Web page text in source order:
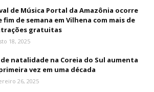
de Música Portal da Amazônia ocorre
fim de semana em Vilhena com mais de
gratuitas
18, 2025
natalidade na Coreia do Sul aumenta
vez em uma década
26, 2025